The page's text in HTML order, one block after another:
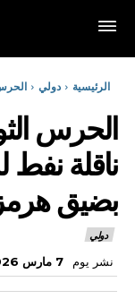
الرئيسية دولي
الحرس
ناقلة نفط
بضيق
دولي
نشر يوم 7 مارس 2026